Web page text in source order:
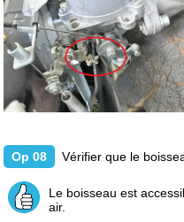
Op 08 Vérifier que le
Le boisseau est
air.